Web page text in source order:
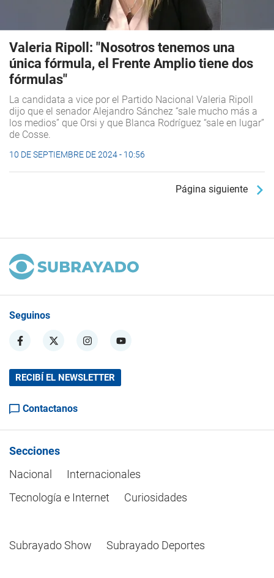
Valeria Ripoll: "Nosotros tenemos una
única fórmula, el Frente Amplio tiene dos
fórmulas"
La candidata a vice por el Partido Nacional Valeria Ripoll
dijo que el senador Alejandro Sánchez “sale mucho más a
los medios” que Orsi y que Blanca Rodríguez “sale en lugar”
de Cosse.
10 DE SEPTIEMBRE DE 2024 - 10:56
Página siguiente
Seguinos
RECIBÍ EL NEWSLETTER
Contactanos
Secciones
Nacional
Internacionales
Tecnología e Internet
Curiosidades
Subrayado Show Subrayado Deportes